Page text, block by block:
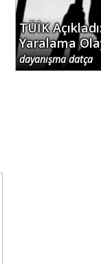
TÜİK
Yaralama
dayanışma datça